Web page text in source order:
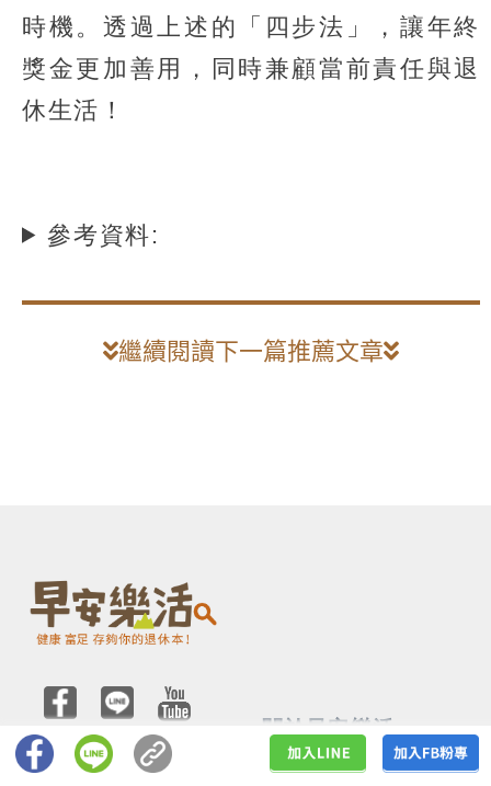
時機。透過上述的「四步法」，讓年終
獎金更加善用，同時兼顧當前責任與退
休生活！
參考資料:
繼續閱讀下一篇推薦文章
服務時間
關於早安樂活
關於我們